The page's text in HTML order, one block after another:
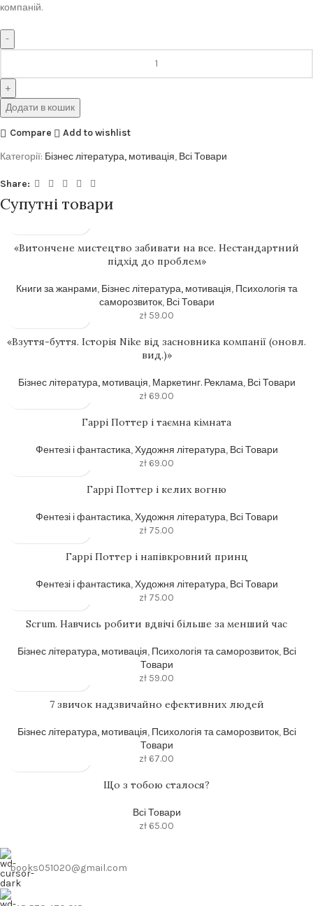
компаній.
Додати в кошик
Compare
Add to wishlist
Категорії: Бізнес література, мотивація, Всі Товари
Share:
Супутні товари
«Витончене мистецтво забивати на все. Нестандартний
підхід до проблем»
Книги за жанрами, Бізнес література, мотивація, Психологія та
саморозвиток, Всі Товари
zł 59.00
«Взуття-буття. Історія Nike від засновника компанії (оновл.
вид.)»
Бізнес література, мотивація, Маркетинг. Реклама, Всі Товари
zł 69.00
Гаррі Поттер і таємна кімната
Фентезі і фантастика,Художня література, Всі Товари
zł 69.00
Гаррі Поттер і келих вогню
Фентезі і фантастика,Художня література, Всі Товари
zł 75.00
Гаррi Поттер i напiвкровний принц
Фентезі і фантастика,Художня література, Всі Товари
zł 75.00
Scrum. Навчись робити вдвічі більше за менший час
Бізнес література, мотивація, Психологія та саморозвиток, Всі
Товари
zł 59.00
7 звичок надзвичайно ефективних людей
Бізнес література, мотивація, Психологія та саморозвиток, Всі
Товари
zł 67.00
Що з тобою сталося?
Всі Товари
zł 65.00
books051020@gmail.com